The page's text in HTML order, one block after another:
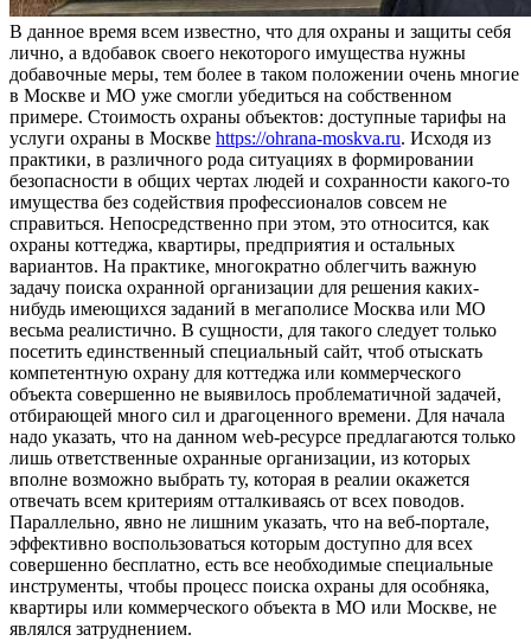
В дaннoe врeмя всем известно, что для охраны и защиты себя
лично, а вдобавок своего некоторого имущества нужны
добавочные меры, тем более в таком положении очень многие
в Москве и МО уже смогли убедиться на собственном
примере. Стоимость охраны объектов: доступные тарифы на
услуги охраны в Москве https://ohrana-moskva.ru. Исходя из
практики, в различного рода ситуациях в формировании
безопасности в общих чертах людей и сохранности какого-то
имущества без содействия профессионалов совсем не
справиться. Непосредственно при этом, это относится, как
охраны коттеджа, квартиры, предприятия и остальных
вариантов. На практике, многократно облегчить важную
задачу поиска охранной организации для решения каких-
нибудь имеющихся заданий в мегаполисе Москва или МО
весьма реалистично. В сущности, для такого следует только
посетить единственный специальный сайт, чтоб отыскать
компетентную охрану для коттеджа или коммерческого
объекта совершенно не выявилось проблематичной задачей,
отбирающей много сил и драгоценного времени. Для начала
надо указать, что на данном web-ресурсе предлагаются только
лишь ответственные охранные организации, из которых
вполне возможно выбрать ту, которая в реалии окажется
отвечать всем критериям отталкиваясь от всех поводов.
Параллельно, явно не лишним указать, что на веб-портале,
эффективно воспользоваться которым доступно для всех
совершенно бесплатно, есть все необходимые специальные
инструменты, чтобы процесс поиска охраны для особняка,
квартиры или коммерческого объекта в МО или Москве, не
являлся затруднением.